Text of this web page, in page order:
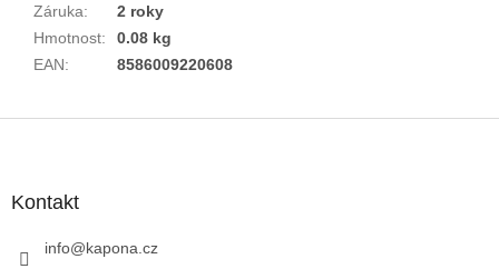
Záruka:
2 roky
Hmotnost:
0.08 kg
EAN: 8586009220608
Kontakt
info@kapona.cz